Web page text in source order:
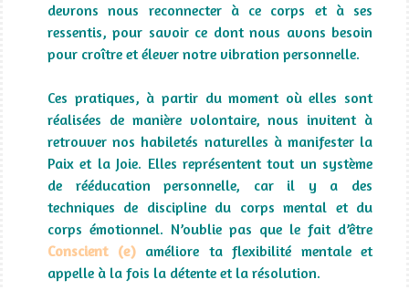
devrons nous reconnecter à ce corps et à ses
ressentis, pour savoir ce dont nous avons besoin
pour croître et élever notre vibration personnelle.
Ces pratiques, à partir du moment où elles sont
réalisées de manière volontaire, nous invitent à
retrouver nos habiletés naturelles à manifester la
Paix et la Joie. Elles représentent tout un système
de rééducation personnelle, car il y a des
techniques de discipline du corps mental et du
corps émotionnel. N’oublie pas que le fait d’être
Conscient (e)améliore ta flexibilité mentale et
appelle à la fois la détente et la résolution.